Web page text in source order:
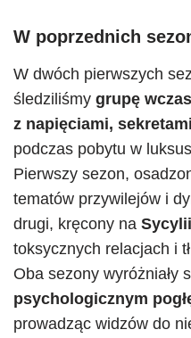
W poprzednich
W dwóch pierwszych
śledziliśmy grupę
z napięciami,
podczas pobytu w
Pierwszy sezon,
tematów przywilejów i
drugi, kręcony na Sycylii
toksycznych relacjach i
Oba sezony wyróżniały
psychologicznym
prowadząc widzów do